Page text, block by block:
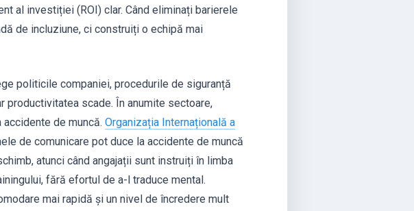
al investiției (ROI) clar. Când eliminați barierele
de incluziune, ci construiți o echipă mai
politicile companiei, procedurile de siguranță
productivitatea scade. În anumite sectoare,
de muncă. Organizația Internațională a
de comunicare pot duce la accidente de muncă
atunci când angajații sunt instruiți în limba
fără efortul de a-l traduce mental.
mai rapidă și un nivel de încredere mult